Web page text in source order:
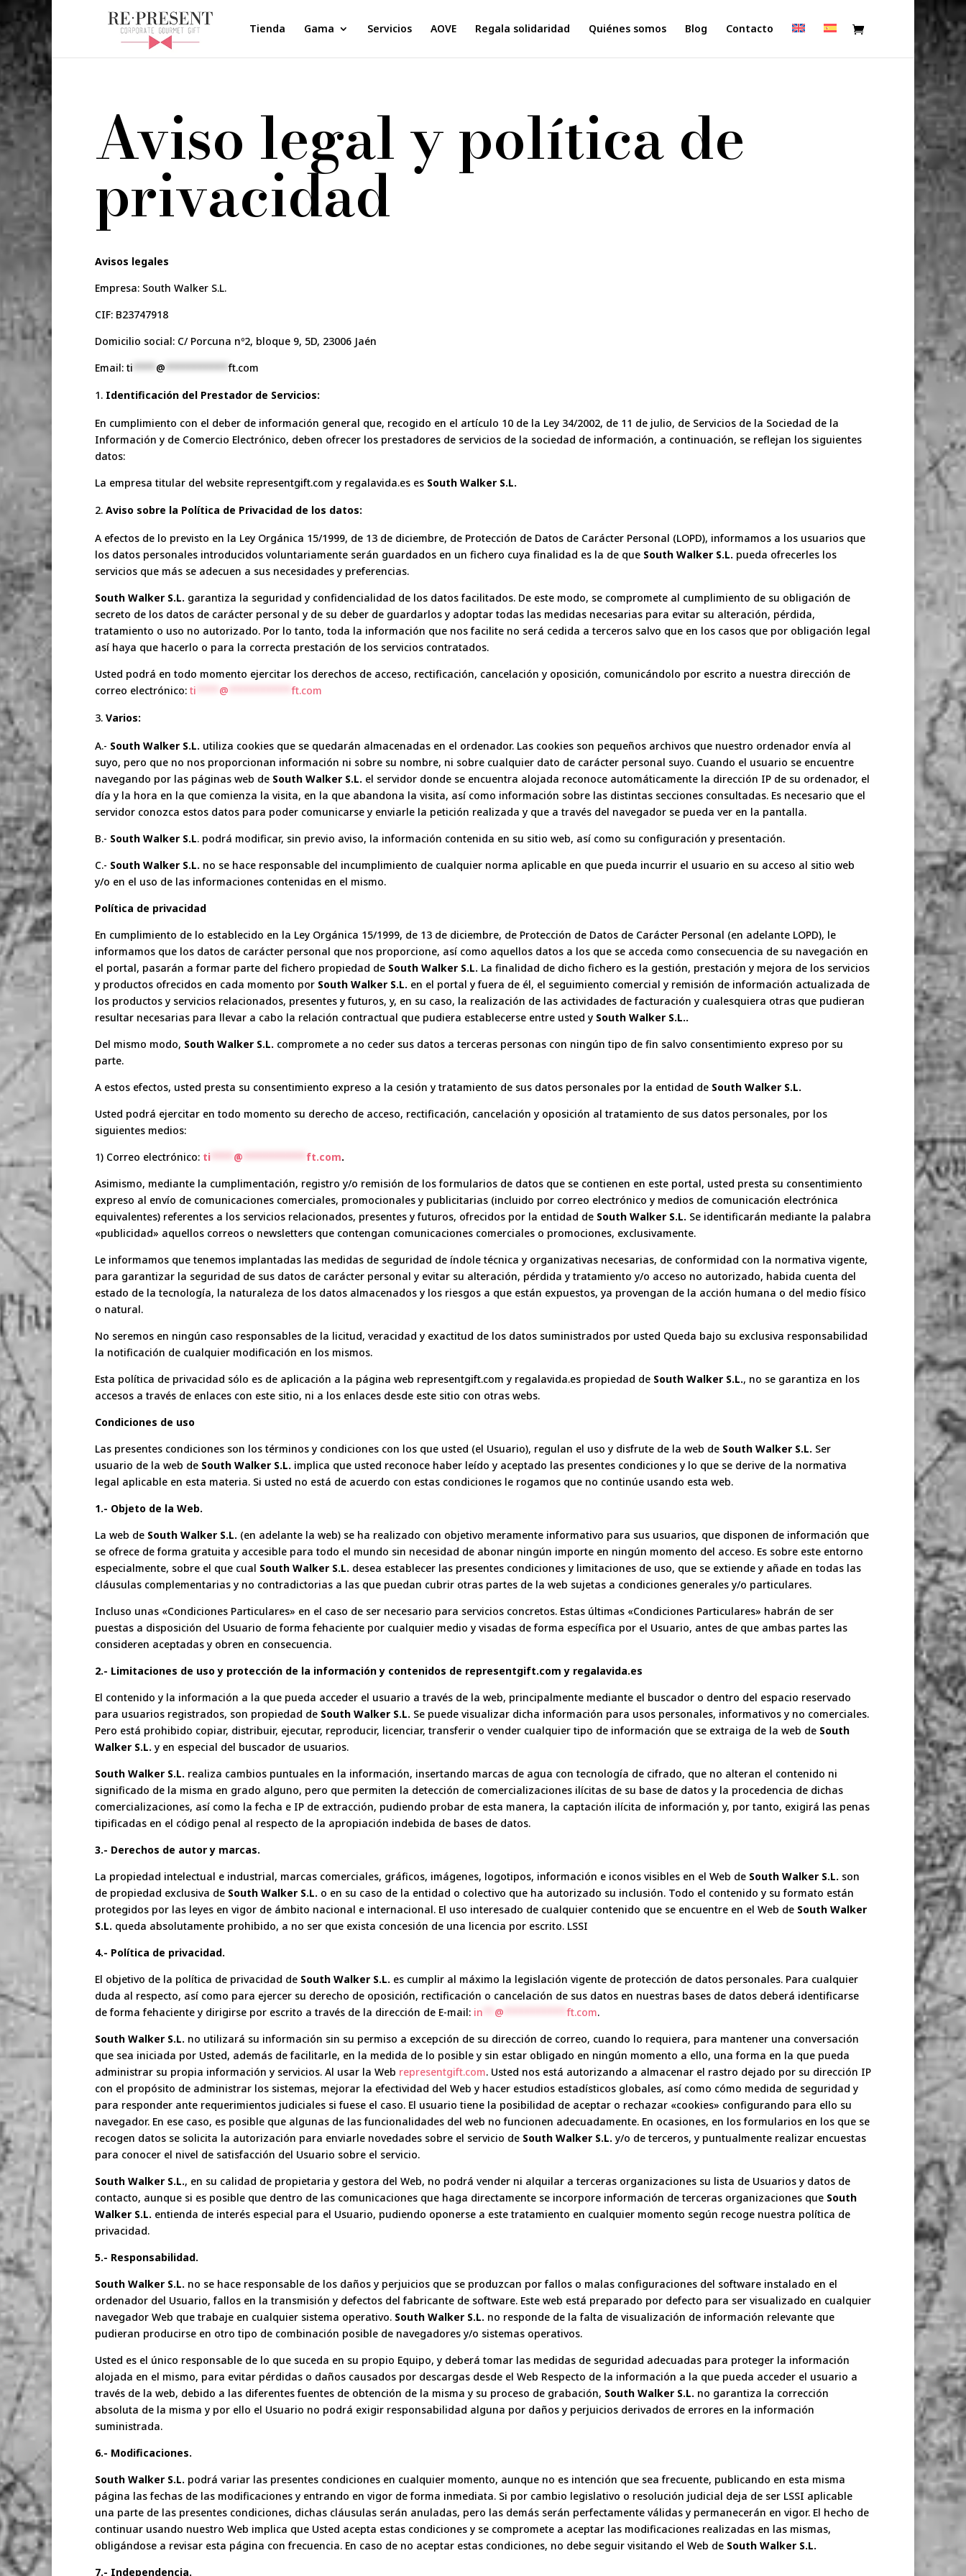
Tienda Gama Servicios AOVE Regala solidaridad Quiénes somos Blog Contacto
Aviso legal y política de
privacidad
Avisos legales
Empresa: South Walker S.L.
CIF: B23747918
Domicilio social: C/ Porcuna nº2, bloque 9, 5D, 23006 Jaén
Email: ti **** @ ***********ft.com
Identificación del Prestador de Servicios:
En cumplimiento con el deber de información general que, recogido en el artículo 10 de la Ley 34/2002, de 11 de julio, de Servicios de la Sociedad de la
Información y de Comercio Electrónico, deben ofrecer los prestadores de servicios de la sociedad de información, a continuación, se reflejan los siguientes
datos:
La empresa titular del website representgift.com y regalavida.es es South Walker S.L.
Aviso sobre la Política de Privacidad de los datos:
A efectos de lo previsto en la Ley Orgánica 15/1999, de 13 de diciembre, de Protección de Datos de Carácter Personal (LOPD), informamos a los usuarios que
los datos personales introducidos voluntariamente serán guardados en un fichero cuya finalidad es la de que South Walker S.L. pueda ofrecerles los
servicios que más se adecuen a sus necesidades y preferencias.
South Walker S.L. garantiza la seguridad y confidencialidad de los datos facilitados. De este modo, se compromete al cumplimiento de su obligación de
secreto de los datos de carácter personal y de su deber de guardarlos y adoptar todas las medidas necesarias para evitar su alteración, pérdida,
tratamiento o uso no autorizado. Por lo tanto, toda la información que nos facilite no será cedida a terceros salvo que en los casos que por obligación legal
así haya que hacerlo o para la correcta prestación de los servicios contratados.
Usted podrá en todo momento ejercitar los derechos de acceso, rectificación, cancelación y oposición, comunicándolo por escrito a nuestra dirección de
correo electrónico: ti @ ***********ft.com
Varios:
A.- South Walker S.L. utiliza cookies que se quedarán almacenadas en el ordenador. Las cookies son pequeños archivos que nuestro ordenador envía al
suyo, pero que no nos proporcionan información ni sobre su nombre, ni sobre cualquier dato de carácter personal suyo. Cuando el usuario se encuentre
navegando por las páginas web de South Walker S.L. el servidor donde se encuentra alojada reconoce automáticamente la dirección IP de su ordenador, el
día y la hora en la que comienza la visita, en la que abandona la visita, así como información sobre las distintas secciones consultadas. Es necesario que el
servidor conozca estos datos para poder comunicarse y enviarle la petición realizada y que a través del navegador se pueda ver en la pantalla.
B.- South Walker S.L. podrá modificar, sin previo aviso, la información contenida en su sitio web, así como su configuración y presentación.
C.- South Walker S.L. no se hace responsable del incumplimiento de cualquier norma aplicable en que pueda incurrir el usuario en su acceso al sitio web
y/o en el uso de las informaciones contenidas en el mismo.
Política de privacidad
En cumplimiento de lo establecido en la Ley Orgánica 15/1999, de 13 de diciembre, de Protección de Datos de Carácter Personal (en adelante LOPD), le
informamos que los datos de carácter personal que nos proporcione, así como aquellos datos a los que se acceda como consecuencia de su navegación en
el portal, pasarán a formar parte del fichero propiedad de South Walker S.L. La finalidad de dicho fichero es la gestión, prestación y mejora de los servicios
y productos ofrecidos en cada momento por South Walker S.L. en el portal y fuera de él, el seguimiento comercial y remisión de información actualizada de
los productos y servicios relacionados, presentes y futuros, y, en su caso, la realización de las actividades de facturación y cualesquiera otras que pudieran
resultar necesarias para llevar a cabo la relación contractual que pudiera establecerse entre usted y South Walker S.L..
Del mismo modo, South Walker S.L. compromete a no ceder sus datos a terceras personas con ningún tipo de fin salvo consentimiento expreso por su
parte.
A estos efectos, usted presta su consentimiento expreso a la cesión y tratamiento de sus datos personales por la entidad de South Walker S.L.
Usted podrá ejercitar en todo momento su derecho de acceso, rectificación, cancelación y oposición al tratamiento de sus datos personales, por los
siguientes medios:
1) Correo electrónico: ti @ ft.com.
Asimismo, mediante la cumplimentación, registro y/o remisión de los formularios de datos que se contienen en este portal, usted presta su consentimiento
expreso al envío de comunicaciones comerciales, promocionales y publicitarias (incluido por correo electrónico y medios de comunicación electrónica
equivalentes) referentes a los servicios relacionados, presentes y futuros, ofrecidos por la entidad de South Walker S.L. Se identificarán mediante la palabra
«publicidad» aquellos correos o newsletters que contengan comunicaciones comerciales o promociones, exclusivamente.
Le informamos que tenemos implantadas las medidas de seguridad de índole técnica y organizativas necesarias, de conformidad con la normativa vigente,
para garantizar la seguridad de sus datos de carácter personal y evitar su alteración, pérdida y tratamiento y/o acceso no autorizado, habida cuenta del
estado de la tecnología, la naturaleza de los datos almacenados y los riesgos a que están expuestos, ya provengan de la acción humana o del medio físico
o natural.
No seremos en ningún caso responsables de la licitud, veracidad y exactitud de los datos suministrados por usted Queda bajo su exclusiva responsabilidad
la notificación de cualquier modificación en los mismos.
Esta política de privacidad sólo es de aplicación a la página web representgift.com y regalavida.es propiedad de South Walker S.L., no se garantiza en los
accesos a través de enlaces con este sitio, ni a los enlaces desde este sitio con otras webs.
Condiciones de uso
Las presentes condiciones son los términos y condiciones con los que usted (el Usuario), regulan el uso y disfrute de la web de South Walker S.L. Ser
usuario de la web de South Walker S.L. implica que usted reconoce haber leído y aceptado las presentes condiciones y lo que se derive de la normativa
legal aplicable en esta materia. Si usted no está de acuerdo con estas condiciones le rogamos que no continúe usando esta web.
1.- Objeto de la Web.
La web de South Walker S.L. (en adelante la web) se ha realizado con objetivo meramente informativo para sus usuarios, que disponen de información que
se ofrece de forma gratuita y accesible para todo el mundo sin necesidad de abonar ningún importe en ningún momento del acceso. Es sobre este entorno
especialmente, sobre el que cual South Walker S.L. desea establecer las presentes condiciones y limitaciones de uso, que se extiende y añade en todas las
cláusulas complementarias y no contradictorias a las que puedan cubrir otras partes de la web sujetas a condiciones generales y/o particulares.
Incluso unas «Condiciones Particulares» en el caso de ser necesario para servicios concretos. Estas últimas «Condiciones Particulares» habrán de ser
puestas a disposición del Usuario de forma fehaciente por cualquier medio y visadas de forma específica por el Usuario, antes de que ambas partes las
consideren aceptadas y obren en consecuencia.
2.- Limitaciones de uso y protección de la información y contenidos de representgift.com y regalavida.es
El contenido y la información a la que pueda acceder el usuario a través de la web, principalmente mediante el buscador o dentro del espacio reservado
para usuarios registrados, son propiedad de South Walker S.L. Se puede visualizar dicha información para usos personales, informativos y no comerciales.
Pero está prohibido copiar, distribuir, ejecutar, reproducir, licenciar, transferir o vender cualquier tipo de información que se extraiga de la web de South
Walker S.L. y en especial del buscador de usuarios.
South Walker S.L. realiza cambios puntuales en la información, insertando marcas de agua con tecnología de cifrado, que no alteran el contenido ni
significado de la misma en grado alguno, pero que permiten la detección de comercializaciones ilícitas de su base de datos y la procedencia de dichas
comercializaciones, así como la fecha e IP de extracción, pudiendo probar de esta manera, la captación ilícita de información y, por tanto, exigirá las penas
tipificadas en el código penal al respecto de la apropiación indebida de bases de datos.
3.- Derechos de autor y marcas.
La propiedad intelectual e industrial, marcas comerciales, gráficos, imágenes, logotipos, información e iconos visibles en el Web de South Walker S.L. son
de propiedad exclusiva de South Walker S.L. o en su caso de la entidad o colectivo que ha autorizado su inclusión. Todo el contenido y su formato están
protegidos por las leyes en vigor de ámbito nacional e internacional. El uso interesado de cualquier contenido que se encuentre en el Web de South Walker
S.L. queda absolutamente prohibido, a no ser que exista concesión de una licencia por escrito. LSSI
4.- Política de privacidad.
El objetivo de la política de privacidad de South Walker S.L. es cumplir al máximo la legislación vigente de protección de datos personales. Para cualquier
duda al respecto, así como para ejercer su derecho de oposición, rectificación o cancelación de sus datos en nuestras bases de datos deberá identificarse
de forma fehaciente y dirigirse por escrito a través de la dirección de E-mail: in @ ***********ft.com.
South Walker S.L. no utilizará su información sin su permiso a excepción de su dirección de correo, cuando lo requiera, para mantener una conversación
que sea iniciada por Usted, además de facilitarle, en la medida de lo posible y sin estar obligado en ningún momento a ello, una forma en la que pueda
administrar su propia información y servicios. Al usar la Web representgift.com. Usted nos está autorizando a almacenar el rastro dejado por su dirección IP
con el propósito de administrar los sistemas, mejorar la efectividad del Web y hacer estudios estadísticos globales, así como cómo medida de seguridad y
para responder ante requerimientos judiciales si fuese el caso. El usuario tiene la posibilidad de aceptar o rechazar «cookies» configurando para ello su
navegador. En ese caso, es posible que algunas de las funcionalidades del web no funcionen adecuadamente. En ocasiones, en los formularios en los que se
recogen datos se solicita la autorización para enviarle novedades sobre el servicio de South Walker S.L. y/o de terceros, y puntualmente realizar encuestas
para conocer el nivel de satisfacción del Usuario sobre el servicio.
South Walker S.L., en su calidad de propietaria y gestora del Web, no podrá vender ni alquilar a terceras organizaciones su lista de Usuarios y datos de
contacto, aunque si es posible que dentro de las comunicaciones que haga directamente se incorpore información de terceras organizaciones que South
Walker S.L. entienda de interés especial para el Usuario, pudiendo oponerse a este tratamiento en cualquier momento según recoge nuestra política de
privacidad.
5.- Responsabilidad.
South Walker S.L. no se hace responsable de los daños y perjuicios que se produzcan por fallos o malas configuraciones del software instalado en el
ordenador del Usuario, fallos en la transmisión y defectos del fabricante de software. Este web está preparado por defecto para ser visualizado en cualquier
navegador Web que trabaje en cualquier sistema operativo. South Walker S.L. no responde de la falta de visualización de información relevante que
pudieran producirse en otro tipo de combinación posible de navegadores y/o sistemas operativos.
Usted es el único responsable de lo que suceda en su propio Equipo, y deberá tomar las medidas de seguridad adecuadas para proteger la información
alojada en el mismo, para evitar pérdidas o daños causados por descargas desde el Web Respecto de la información a la que pueda acceder el usuario a
través de la web, debido a las diferentes fuentes de obtención de la misma y su proceso de grabación, South Walker S.L. no garantiza la corrección
absoluta de la misma y por ello el Usuario no podrá exigir responsabilidad alguna por daños y perjuicios derivados de errores en la información
suministrada.
6.- Modificaciones.
South Walker S.L. podrá variar las presentes condiciones en cualquier momento, aunque no es intención que sea frecuente, publicando en esta misma
página las fechas de las modificaciones y entrando en vigor de forma inmediata. Si por cambio legislativo o resolución judicial deja de ser LSSI aplicable
una parte de las presentes condiciones, dichas cláusulas serán anuladas, pero las demás serán perfectamente válidas y permanecerán en vigor. El hecho de
continuar usando nuestro Web implica que Usted acepta estas condiciones y se compromete a aceptar las modificaciones realizadas en las mismas,
obligándose a revisar esta página con frecuencia. En caso de no aceptar estas condiciones, no debe seguir visitando el Web de South Walker S.L.
7.- Independencia.